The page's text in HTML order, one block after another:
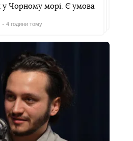
у Чорному морі. Є умова
4 години тому